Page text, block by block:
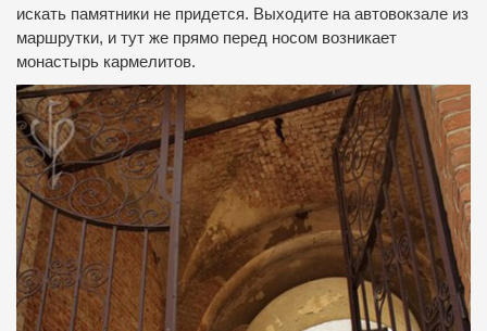
искать памятники не придется. Выходите на автовокзале из
маршрутки, и тут же прямо перед носом возникает
монастырь кармелитов.